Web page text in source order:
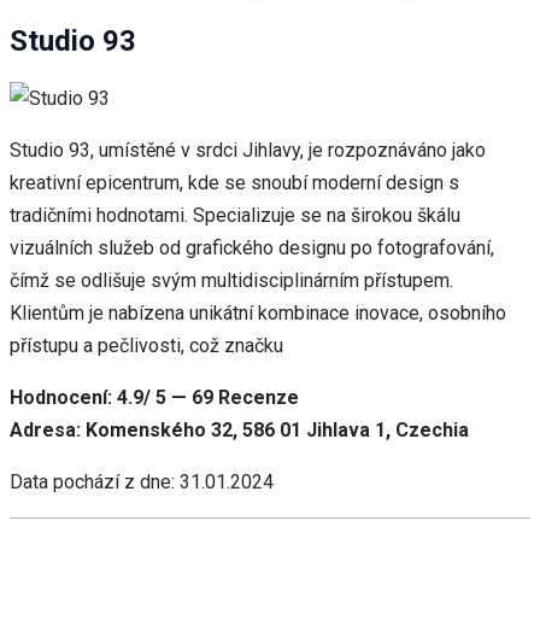
Studio 93
Studio 93, umístěné v srdci Jihlavy, je rozpoznáváno jako
kreativní epicentrum, kde se snoubí moderní design s
tradičními hodnotami. Specializuje se na širokou škálu
vizuálních služeb od grafického designu po fotografování,
čímž se odlišuje svým multidisciplinárním přístupem.
Klientům je nabízena unikátní kombinace inovace, osobního
přístupu a pečlivosti, což značku
Hodnocení: 4.9/ 5 — 69 Recenze
Adresa: Komenského 32, 586 01 Jihlava 1, Czechia
Data pochází z dne: 31.01.2024